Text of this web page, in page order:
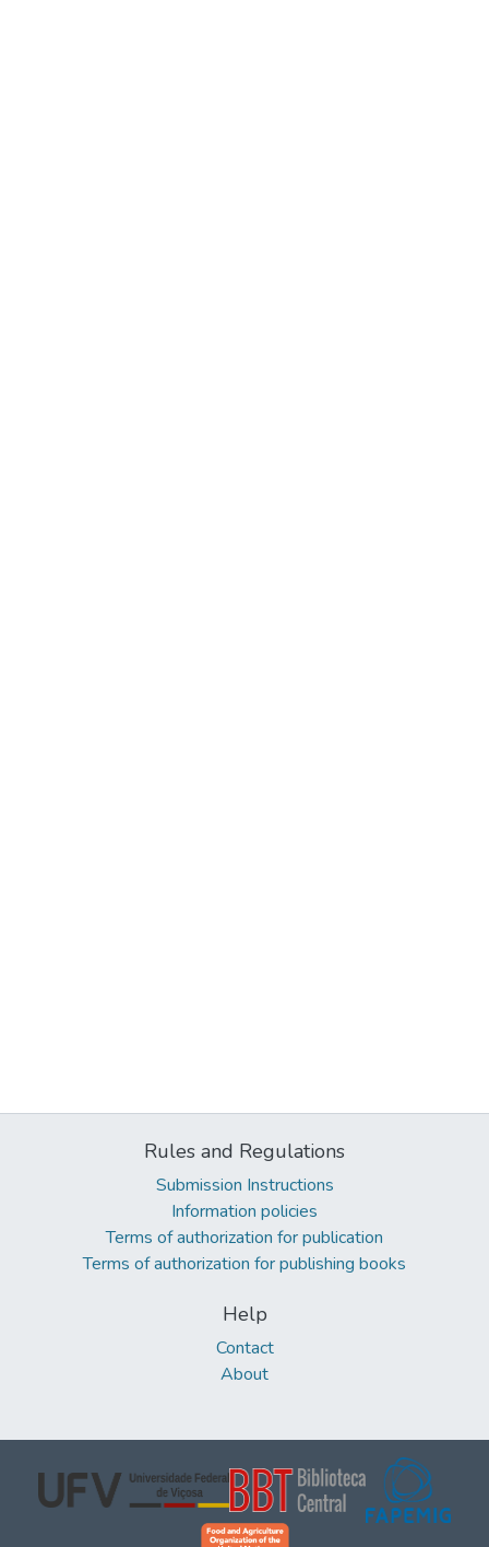
Rules and Regulations
Submission Instructions
Information policies
Terms of authorization for publication
Terms of authorization for publishing books
Help
Contact
About